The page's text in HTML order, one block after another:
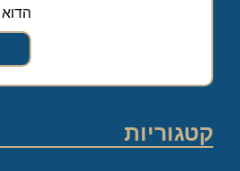
קטגוריות